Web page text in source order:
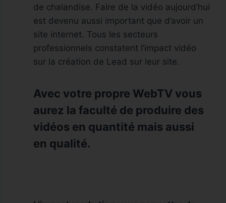
de chalandise. Faire de la vidéo aujourd’hui
est devenu aussi important que d’avoir un
site internet. Tous les secteurs
professionnels constatent l’impact vidéo
sur la création de Lead sur leur site.
Avec votre propre WebTV vous
aurez la faculté de produire des
vidéos en quantité mais aussi
en qualité.